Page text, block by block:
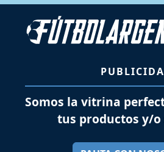
Somos la vitrina
tus productos y/o